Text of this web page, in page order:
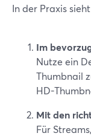
In der Praxis
Im
Nutze ein
Thumbnail
HD-
Mit den
Für